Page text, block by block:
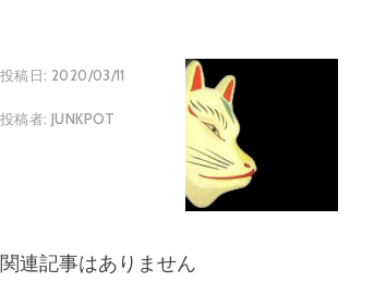
投稿日: 2020/03/11
投稿者: JUNKPOT
関連記事はありません